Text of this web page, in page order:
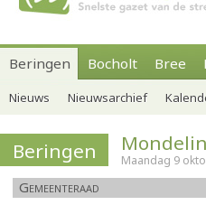
Beringen Bocholt Bree
Nieuws Nieuwsarchief
Beringen Maandag 9
Gemeenteraad